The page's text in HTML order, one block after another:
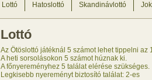
Lottó Hatoslottó Skandinávlottó
Lottó
Az Ötöslottó játéknál 5 számot lehet tippelni az
A heti sorsolásokon 5 számot húznak ki.
A főnyereményhez 5 találat elérése szükséges.
Legkisebb nyereményt biztosító találat: 2-es